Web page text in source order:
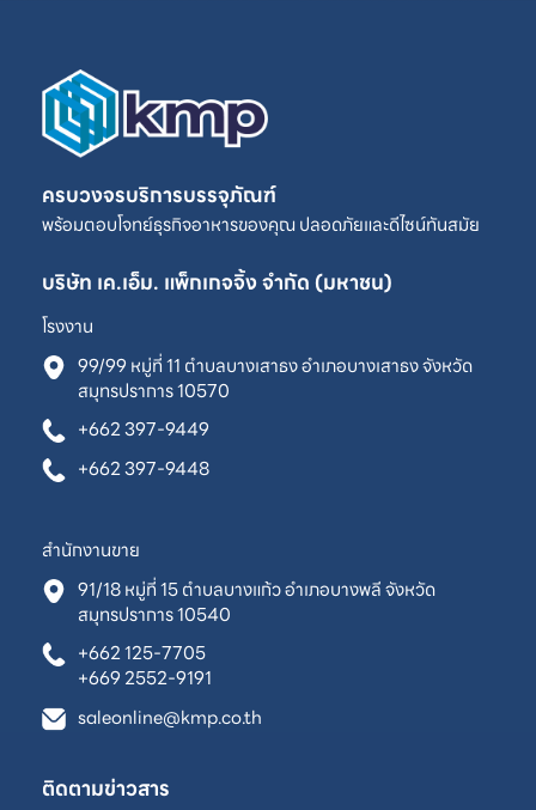
ครบวงจรบริการบรรจุภัณฑ์
พร้อมตอบโจทย์ธุรกิจอาหารของคุณ ปลอดภัยและดีไซน์ทันสมัย
บริษัท เค.เอ็ม. แพ็กเกจจิ้ง จำกัด (มหาชน)
โรงงาน
99/99 หมู่ที่ 11 ตำบลบางเสาธง อำเภอบางเสาธง จังหวัด
สมุทรปราการ 10570
+662 397-9449
+662 397-9448
สำนักงานขาย
91/18 หมู่ที่ 15 ตำบลบางแก้ว อำเภอบางพลี จังหวัด
สมุทรปราการ 10540
+662 125-7705
+669 2552-9191
saleonline@kmp.co.th
ติดตามข่าวสาร